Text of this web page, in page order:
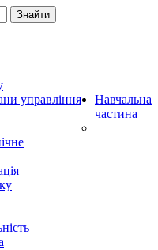
Знайти
управління
Навчальна
частина